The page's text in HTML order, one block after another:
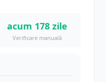
acum 178 zile
Verificare manuală